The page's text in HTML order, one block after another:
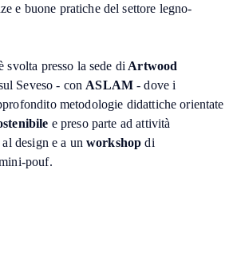
e buone pratiche del settore legno-
svolta presso la sede di Artwood
Seveso - con ASLAM- dove i
metodologie didattiche orientate
e preso parte ad attività
design e a unworkshopdi
pouf.